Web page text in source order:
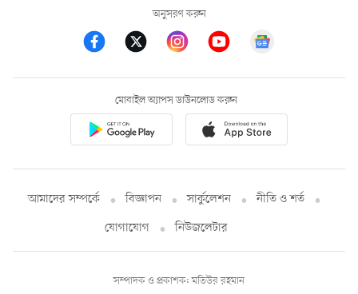
অনুসরণ করুন
মোবাইল অ্যাপস ডাউনলোড করুন
আমাদের সম্পর্কে বিজ্ঞাপন সার্কুলেশন
নীতি ও শর্ত
যোগাযোগ
নিউজলেটার
সম্পাদক ও প্রকাশক: মতিউর রহমান